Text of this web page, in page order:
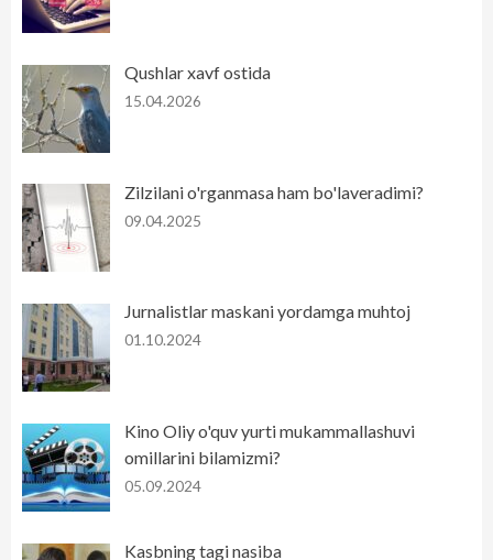
Qushlar xavf ostida
15.04.2026
Zilzilani o'rganmasa ham bo'laveradimi?
09.04.2025
Jurnalistlar maskani yordamga muhtoj
01.10.2024
Kino Oliy o'quv yurti mukammallashuvi
omillarini bilamizmi?
05.09.2024
Kasbning tagi nasiba